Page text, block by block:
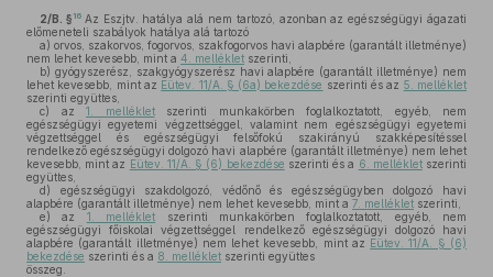
2/B. § 16 Az Eszjtv. hatálya alá nem tartozó, azonban az egészségügyi ágazati
előmeneteli szabályok hatálya alá tartozó
a) orvos, szakorvos, fogorvos, szakfogorvos havi alapbére (garantált illetménye)
nem lehet kevesebb, mint a 4. melléklet szerinti,
b) gyógyszerész, szakgyógyszerész havi alapbére (garantált illetménye) nem
lehet kevesebb, mint az Eütev. 11/A. § (6a) bekezdése szerinti és az 5. melléklet
szerinti együttes,
c) az 1. mellékletszerinti munkakörben foglalkoztatott, egyéb, nem
egészségügyi egyetemi végzettséggel, valamint nem egészségügyi egyetemi
végzettséggel és egészségügyi felsőfokú szakirányú szakképesítéssel
rendelkező egészségügyi dolgozó havi alapbére (garantált illetménye) nem lehet
kevesebb, mint az Eütev. 11/A. § (6) bekezdése szerinti és a 6. mellékletszerinti
együttes,
d) egészségügyi szakdolgozó, védőnő és egészségügyben dolgozó havi
alapbére (garantált illetménye) nem lehet kevesebb, mint a 7. melléklet szerinti,
e) az 1. melléklet szerinti munkakörben foglalkoztatott, egyéb, nem
egészségügyi főiskolai végzettséggel rendelkező egészségügyi dolgozó havi
alapbére (garantált illetménye) nem lehet kevesebb, mint az Eütev. 11/A. § (6)
bekezdése szerinti és a 8. melléklet szerinti együttes
összeg.